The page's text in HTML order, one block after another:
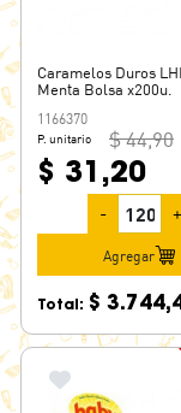
Caramelos Duros
Menta Bolsa x200u.
1166370
P. unitario $ 44,90
$ 31,20
- +
Agregar
Total: $